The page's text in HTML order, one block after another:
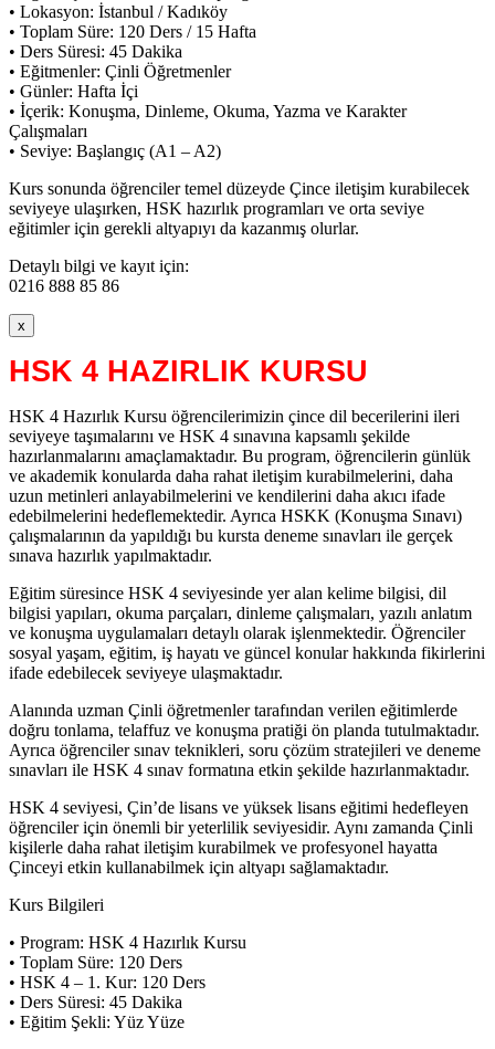
• Lokasyon: İstanbul / Kadıköy
• Toplam Süre: 120 Ders / 15 Hafta
• Ders Süresi: 45 Dakika
• Eğitmenler: Çinli Öğretmenler
• Günler: Hafta İçi
• İçerik: Konuşma, Dinleme, Okuma, Yazma ve Karakter
Çalışmaları
• Seviye: Başlangıç (A1 – A2)
Kurs sonunda öğrenciler temel düzeyde Çince iletişim kurabilecek
seviyeye ulaşırken, HSK hazırlık programları ve orta seviye
eğitimler için gerekli altyapıyı da kazanmış olurlar.
Detaylı bilgi ve kayıt için:
0216 888 85 86
x
HSK 4 HAZIRLIK KURSU
HSK 4 Hazırlık Kursu öğrencilerimizin çince dil becerilerini ileri
seviyeye taşımalarını ve HSK 4 sınavına kapsamlı şekilde
hazırlanmalarını amaçlamaktadır. Bu program, öğrencilerin günlük
ve akademik konularda daha rahat iletişim kurabilmelerini, daha
uzun metinleri anlayabilmelerini ve kendilerini daha akıcı ifade
edebilmelerini hedeflemektedir. Ayrıca HSKK (Konuşma Sınavı)
çalışmalarının da yapıldığı bu kursta deneme sınavları ile gerçek
sınava hazırlık yapılmaktadır.
Eğitim süresince HSK 4 seviyesinde yer alan kelime bilgisi, dil
bilgisi yapıları, okuma parçaları, dinleme çalışmaları, yazılı anlatım
ve konuşma uygulamaları detaylı olarak işlenmektedir. Öğrenciler
sosyal yaşam, eğitim, iş hayatı ve güncel konular hakkında fikirlerini
ifade edebilecek seviyeye ulaşmaktadır.
Alanında uzman Çinli öğretmenler tarafından verilen eğitimlerde
doğru tonlama, telaffuz ve konuşma pratiği ön planda tutulmaktadır.
Ayrıca öğrenciler sınav teknikleri, soru çözüm stratejileri ve deneme
sınavları ile HSK 4 sınav formatına etkin şekilde hazırlanmaktadır.
HSK 4 seviyesi, Çin’de lisans ve yüksek lisans eğitimi hedefleyen
öğrenciler için önemli bir yeterlilik seviyesidir. Aynı zamanda Çinli
kişilerle daha rahat iletişim kurabilmek ve profesyonel hayatta
Çinceyi etkin kullanabilmek için altyapı sağlamaktadır.
Kurs Bilgileri
• Program: HSK 4 Hazırlık Kursu
• Toplam Süre: 120 Ders
• HSK 4 – 1. Kur: 120 Ders
• Ders Süresi: 45 Dakika
• Eğitim Şekli: Yüz Yüze